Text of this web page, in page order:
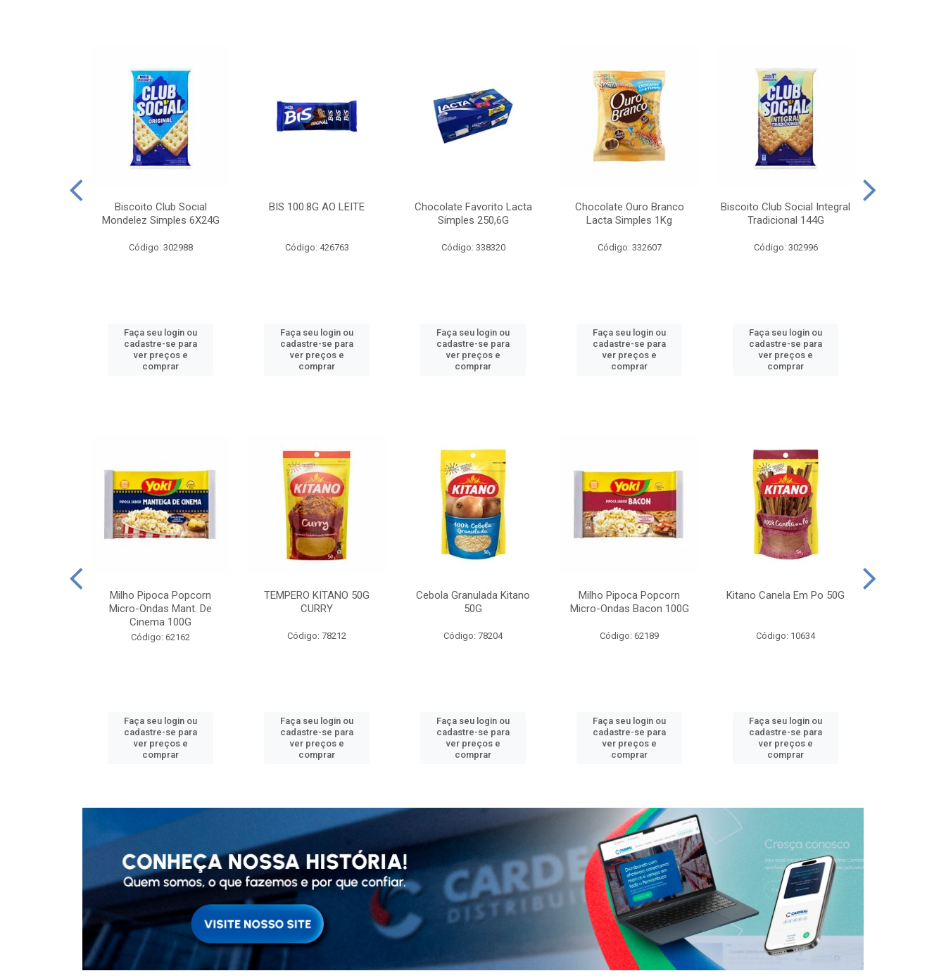
Biscoito Club Social
Mondelez Simples 6X24G
Código: 302988
Faça seu login ou
cadastre-se para
ver preços e
comprar
BIS 100.8G AO LEITE
Código: 426763
Faça seu login ou
cadastre-se para
ver preços e
comprar
Chocolate Favorito Lacta
Simples 250,6G
Código: 338320
Faça seu login ou
cadastre-se para
ver preços e
comprar
Chocolate Ouro Branco
Lacta Simples 1Kg
Código: 332607
Faça seu login ou
cadastre-se para
ver preços e
comprar
Biscoito Club Social Integral
Tradicional 144G
Código: 302996
Faça seu login ou
cadastre-se para
ver preços e
comprar
Milho Pipoca Popcorn
Micro-Ondas Mant. De
Cinema 100G
Código: 62162
Faça seu login ou
cadastre-se para
ver preços e
comprar
TEMPERO KITANO 50G
CURRY
Código: 78212
Faça seu login ou
cadastre-se para
ver preços e
comprar
Cebola Granulada Kitano
50G
Código: 78204
Faça seu login ou
cadastre-se para
ver preços e
comprar
Milho Pipoca Popcorn
Micro-Ondas Bacon 100G
Código: 62189
Faça seu login ou
cadastre-se para
ver preços e
comprar
Kitano Canela Em Po 50G
Código: 10634
Faça seu login ou
cadastre-se para
ver preços e
comprar